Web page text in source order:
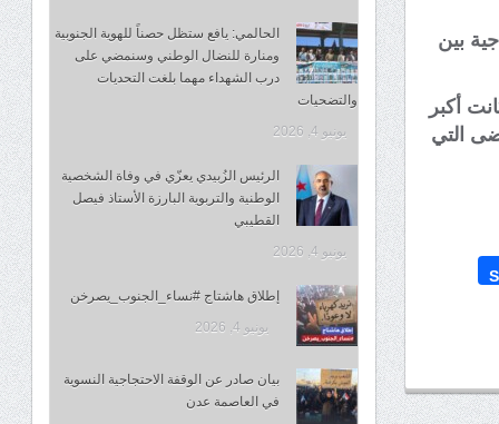
بين
أكبر
التي
الحالمي: يافع ستظل حصناً للهوية الجنوبية
ومنارة للنضال الوطني وسنمضي على
درب الشهداء مهما بلغت التحديات
والتضحيات
يونيو 4, 2026
الرئيس الزُبيدي يعزّي في وفاة الشخصية
الوطنية والتربوية البارزة الأستاذ فيصل
القطيبي
يونيو 4, 2026
إطلاق هاشتاج #نساء_الجنوب_يصرخن
يونيو 4, 2026
بيان صادر عن الوقفة الاحتجاجية النسوية
في العاصمة عدن